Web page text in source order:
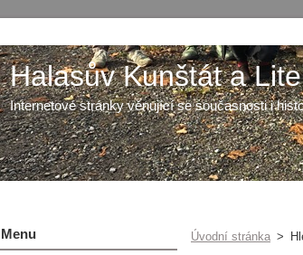
Halasův Kunštát a
Internetové stránky věnující se současnosti i
Úvodní stránka >
Menu